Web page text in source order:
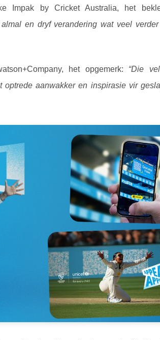
Impak by Cricket Australia, het
en dryf verandering wat veel
het opgemerk: “Die
aanwakker en inspirasie vir